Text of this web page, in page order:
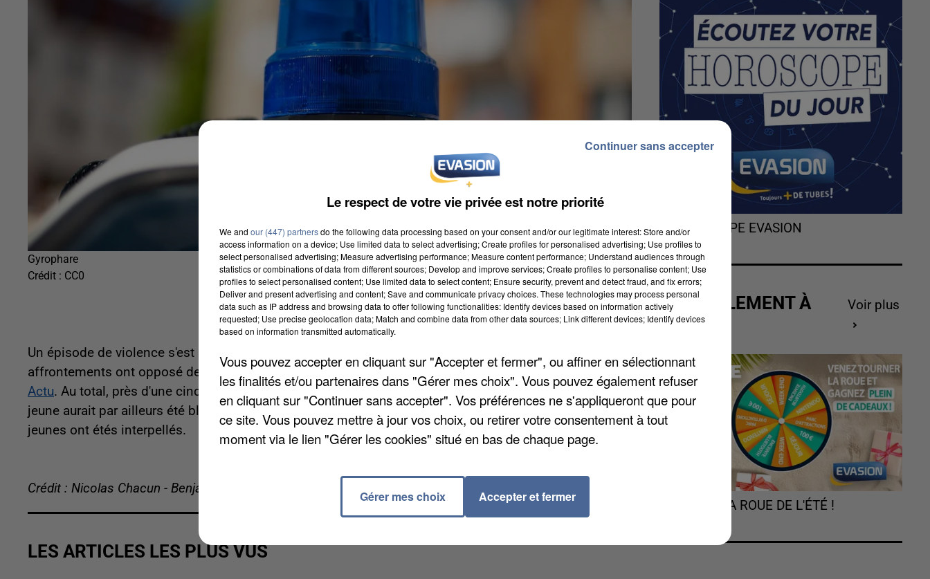
Gyrophare
Crédit : CC0
Un épisode de violence s'est produit dans le quartier du Bois de l'Etang, à la Verrière. Les
affrontements ont opposé deux bandes de jeunes de la commune et celle de Trappes, raconte78
Actu. Au total, près d'une cinquantaine de véhicules ont été abîmés ou détruits durant ces incidents. Un
jeune aurait par ailleurs été blessé à la suite de plusieurs coups de couteaux. Pour le moment, quatre
jeunes ont étés interpellés.
Crédit : Nicolas Chacun - Benjamin Swiniarski
LES ARTICLES LES PLUS VUS
L'HOROSCOPE EVASION
ACTUELLEMENT À
GAGNER
Voir plus
TOURNEZ LA ROUE DE L'ÉTÉ !
Le respect de votre vie privée est notre priorité
We and our (447) partnersdo the following data processing based on your consent and/or our legitimate interest: Store and/or
access information on a device; Use limited data to select advertising; Create profiles for personalised advertising; Use profiles to
select personalised advertising; Measure advertising performance; Measure content performance; Understand audiences through
statistics or combinations of data from different sources; Develop and improve services; Create profiles to personalise content; Use
profiles to select personalised content; Use limited data to select content; Ensure security, prevent and detect fraud, and fix errors;
Deliver and present advertising and content; Save and communicate privacy choices. These technologies may process personal
data such as IP address and browsing data to offer following functionalities: Identify devices based on information actively
requested; Use precise geolocation data; Match and combine data from other data sources; Link different devices; Identify devices
based on information transmitted automatically.
Vous pouvez accepter en cliquant sur "Accepter et fermer", ou affiner en sélectionnant
les finalités et/ou partenaires dans "Gérer mes choix". Vous pouvez également refuser
en cliquant sur "Continuer sans accepter". Vos préférences ne s'appliqueront que pour
ce site. Vous pouvez mettre à jour vos choix, ou retirer votre consentement à tout
moment via le lien "Gérer les cookies" situé en bas de chaque page.
Gérer mes choix Accepter et fermer
Continuer sans accepter